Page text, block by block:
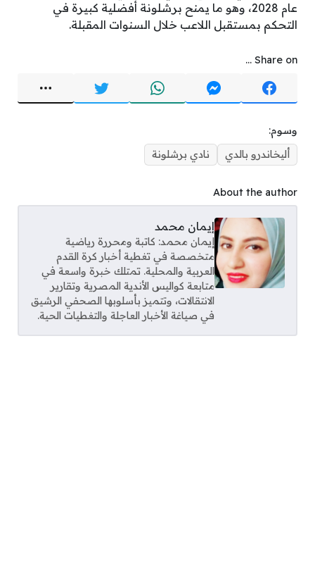
عام 2028، وهو ما يمنح برشلونة أفضلية كبيرة في
التحكم بمستقبل اللاعب خلال السنوات المقبلة.
Share on ...
وسوم:
أليخاندرو بالدي
نادي برشلونة
About the author
إيمان محمد
إيمان محمد: كاتبة ومحررة رياضية
متخصصة في تغطية أخبار كرة القدم
العربية والمحلية. تمتلك خبرة واسعة في
متابعة كواليس الأندية المصرية وتقارير
الانتقالات، وتتميز بأسلوبها الصحفي الرشيق
في صياغة الأخبار العاجلة والتغطيات الحية.